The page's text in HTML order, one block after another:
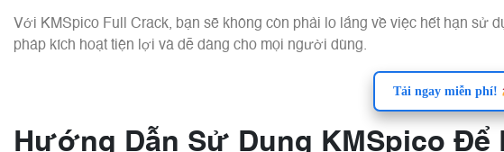
Với KMSpico Full Crack, bạn sẽ không còn phải lo lắng về việc hết hạn sử
pháp kích hoạt tiện lợi và dễ dàng cho mọi người dùng.
Tải ngay miễn phí!
Hướng Dẫn Sử Dụng KMSpico Để